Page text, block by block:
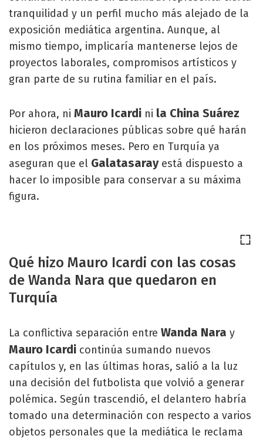
tranquilidad y un perfil mucho más alejado de la
exposición mediática argentina. Aunque, al
mismo tiempo, implicaría mantenerse lejos de
proyectos laborales, compromisos artísticos y
gran parte de su rutina familiar en el país.
Por ahora, ni Mauro Icardi ni la China Suárez
hicieron declaraciones públicas sobre qué harán
en los próximos meses. Pero en Turquía ya
aseguran que el Galatasarayestá dispuesto a
hacer lo imposible para conservar a su máxima
figura.
Qué hizo Mauro Icardi con las cosas
de Wanda Nara que quedaron en
Turquía
La conflictiva separación entre Wanda Nara y
Mauro Icardi continúa sumando nuevos
capítulos y, en las últimas horas, salió a la luz
una decisión del futbolista que volvió a generar
polémica. Según trascendió, el delantero habría
tomado una determinación con respecto a varios
objetos personales que la mediática le reclama